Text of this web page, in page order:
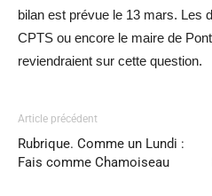
bilan est prévue le 13 mars. Les
CPTS ou encore le maire de
reviendraient sur cette question.
Article précédent
Rubrique. Comme un Lundi :
Fais comme Chamoiseau